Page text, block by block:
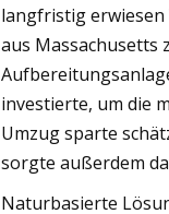
langfristig erwiesen
aus Massachusetts
investierte, um die
Umzug sparte
sorgte außerdem
Naturbasierte